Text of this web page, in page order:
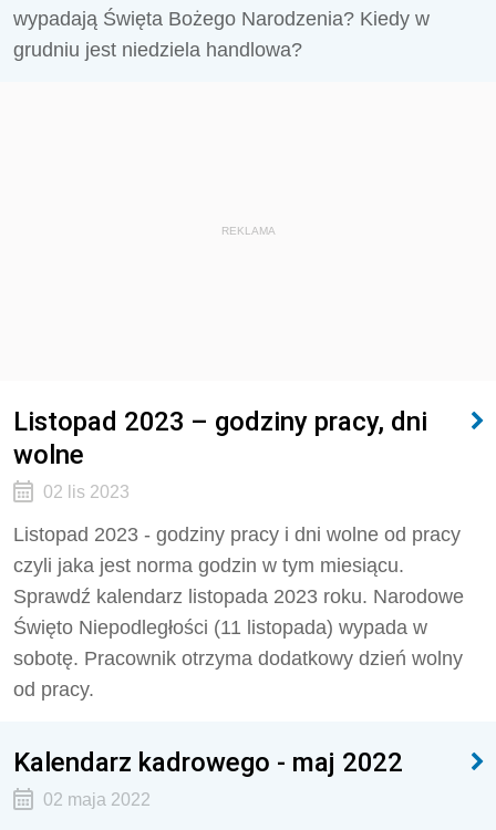
wypadają Święta Bożego Narodzenia? Kiedy w
grudniu jest niedziela handlowa?
REKLAMA
Listopad 2023 – godziny pracy, dni
wolne
02 lis 2023
Listopad 2023 - godziny pracy i dni wolne od pracy
czyli jaka jest norma godzin w tym miesiącu.
Sprawdź kalendarz listopada 2023 roku. Narodowe
Święto Niepodległości (11 listopada) wypada w
sobotę. Pracownik otrzyma dodatkowy dzień wolny
od pracy.
Kalendarz kadrowego - maj 2022
02 maja 2022